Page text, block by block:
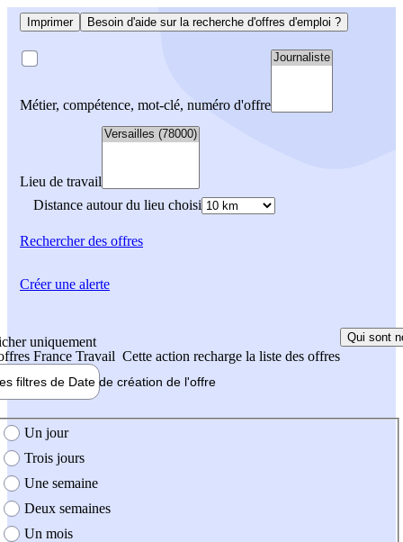
Imprimer Besoin d'aide sur la recherche d'offres d'emploi ?
Métier, compétence, mot-clé, numéro d'offre
Lieu de travail
Distance autour du lieu choisi
Rechercherdes offres
uniquement
France Travail Cette action recharge la liste des offres
Qui sont
filtres de Date de création de l'offre
création de l'offre
Un jour
Trois jours
Une semaine
Deux semaines
Un mois
Créer une alerte